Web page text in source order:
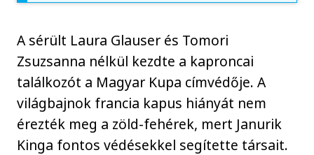
A sérült Laura Glauser és Tomori
Zsuzsanna nélkül kezdte a kaproncai
találkozót a Magyar Kupa címvédője. A
világbajnok francia kapus hiányát nem
érezték meg a zöld-fehérek, mert Janurik
Kinga fontos védésekkel segítette társait.